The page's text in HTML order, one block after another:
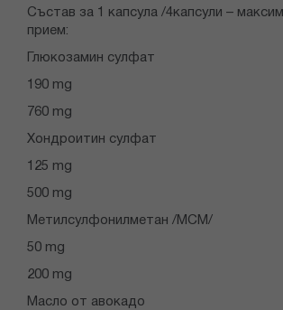
Състав за 1 капсула /4капсули –
прием:
Глюкозамин сулфат
190 mg
760 mg
Хондроитин сулфат
125 mg
500 mg
Метилсулфонилметан /МСМ/
50 mg
200 mg
Масло от авокадо